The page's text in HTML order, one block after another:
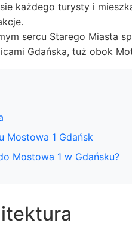
każdego turysty i
sercu Starego Miasta
Gdańska, tuż obok
Mostowa 1 Gdańsk
Mostowa 1 w Gdańsku?